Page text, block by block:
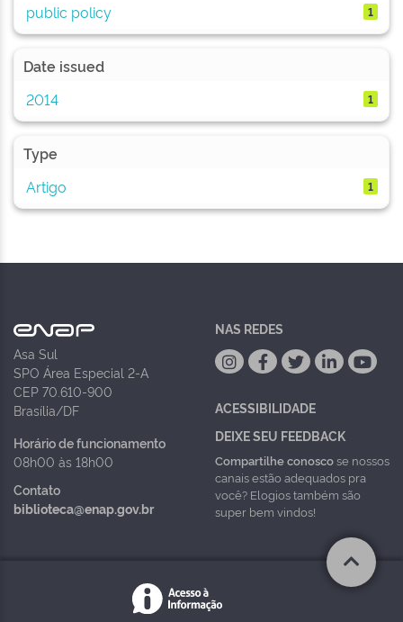
public policy 1
Date issued
2014
1
Type
Artigo
1
Asa Sul
SPO Área Especial 2-A
CEP 70.610-900
Brasília/DF
Horário de funcionamento
08h00 às 18h00
Contato
biblioteca@enap.gov.br
NAS REDES
ACESSIBILIDADE
DEIXE SEU FEEDBACK
Compartilhe conoscose nossos
canais estão adequados pra
você? Elogios também são
super bem vindos!